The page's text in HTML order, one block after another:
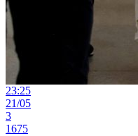
23:25
21/05
3
1675